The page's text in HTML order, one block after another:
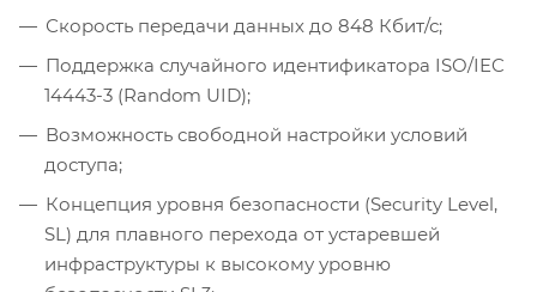
Скорость передачи данных до 848 Кбит/с;
Поддержка случайного идентификатора ISO/IEC
14443-3 (Random UID);
Возможность свободной настройки условий
доступа;
Концепция уровня безопасности (Security Level,
SL) для плавного перехода от устаревшей
инфраструктуры к высокому уровню